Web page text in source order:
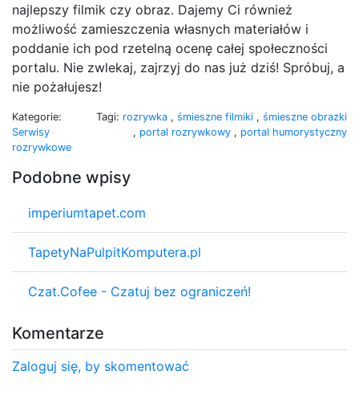
najlepszy filmik czy obraz. Dajemy Ci również
możliwość zamieszczenia własnych materiałów i
poddanie ich pod rzetelną ocenę całej społeczności
portalu. Nie zwlekaj, zajrzyj do nas już dziś! Spróbuj, a
nie pożałujesz!
Kategorie:
Serwisy
rozrywkowe
Tagi: rozrywka , śmieszne filmiki , śmieszne obrazki
, portal rozrywkowy , portal humorystyczny
Podobne wpisy
imperiumtapet.com
TapetyNaPulpitKomputera.pl
Czat.Cofee - Czatuj bez ograniczeń!
Komentarze
Zaloguj się, by skomentować